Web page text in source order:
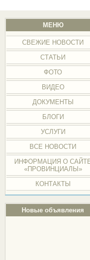
МЕНЮ
СВЕЖИЕ НОВОСТИ
СТАТЬИ
ФОТО
ВИДЕО
ДОКУМЕНТЫ
БЛОГИ
УСЛУГИ
ВСЕ НОВОСТИ
ИНФОРМАЦИЯ О
«ПРОВИНЦИАЛЫ»
КОНТАКТЫ
Новые объявления